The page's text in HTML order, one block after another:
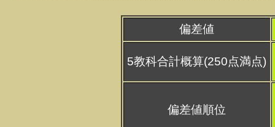
偏差値
5教科合計概算(250点満点)
偏差値順位